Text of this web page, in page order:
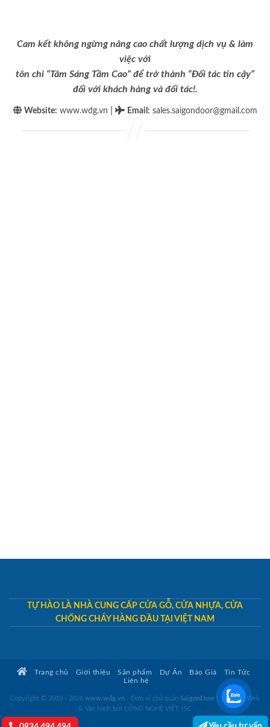
Cam kết không ngừng nâng cao chất lượng dịch vụ & làm
việc với
tôn chỉ “Tâm Sáng Tầm Cao” để trở thành “Đối tác tin cậy”
đối với khách hàng và đối tác!.
Website: www.wdg.vn Email : sales.saigondoor@gmail.com
TỰ HÀO LÀ NHÀ CUNG CẤP CỬA GỖ, CỬA NHỰA, CỬA
CHỐNG CHÁY HÀNG ĐẦU TẠI VIỆT NAM
Trang chủ Giới thiệu Sản phẩm Dự Án Báo Giá
Tin Tức
Liên hệ
Copyright © 2010 - 2026 www.wdg.vn - Đơn vị chủ quản SaigonDoor
Thiết kế Web
& Vận hành bởi CÔNG NGHỆ VIỆT JSC